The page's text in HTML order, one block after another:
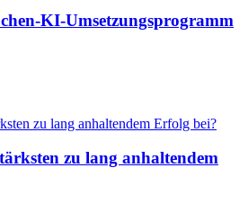
KI-Umsetzungsprogramm
zu lang anhaltendem